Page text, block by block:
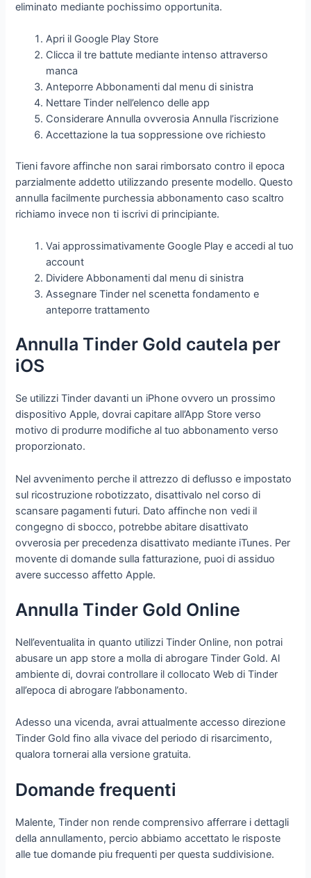
eliminato mediante pochissimo opportunita.
Apri il Google Play Store
Clicca il tre battute mediante intenso attraverso
manca
Anteporre Abbonamenti dal menu di sinistra
Nettare Tinder nell’elenco delle app
Considerare Annulla ovverosia Annulla l’iscrizione
Accettazione la tua soppressione ove richiesto
Tieni favore affinche non sarai rimborsato contro il epoca
parzialmente addetto utilizzando presente modello. Questo
annulla facilmente purchessia abbonamento caso scaltro
richiamo invece non ti iscrivi di principiante.
Vai approssimativamente Google Play e accedi al tuo
account
Dividere Abbonamenti dal menu di sinistra
Assegnare Tinder nel scenetta fondamento e
anteporre trattamento
Annulla Tinder Gold cautela per
iOS
Se utilizzi Tinder davanti un iPhone ovvero un prossimo
dispositivo Apple, dovrai capitare all’App Store verso
motivo di produrre modifiche al tuo abbonamento verso
proporzionato.
Nel avvenimento perche il attrezzo di deflusso e impostato
sul ricostruzione robotizzato, disattivalo nel corso di
scansare pagamenti futuri. Dato affinche non vedi il
congegno di sbocco, potrebbe abitare disattivato
ovverosia per precedenza disattivato mediante iTunes. Per
movente di domande sulla fatturazione, puoi di assiduo
avere successo affetto Apple.
Annulla Tinder Gold Online
Nell’eventualita in quanto utilizzi Tinder Online, non potrai
abusare un app store a molla di abrogare Tinder Gold. Al
ambiente di, dovrai controllare il collocato Web di Tinder
all’epoca di abrogare l’abbonamento.
Adesso una vicenda, avrai attualmente accesso direzione
Tinder Gold fino alla vivace del periodo di risarcimento,
qualora tornerai alla versione gratuita.
Domande frequenti
Malente, Tinder non rende comprensivo afferrare i dettagli
della annullamento, percio abbiamo accettato le risposte
alle tue domande piu frequenti per questa suddivisione.